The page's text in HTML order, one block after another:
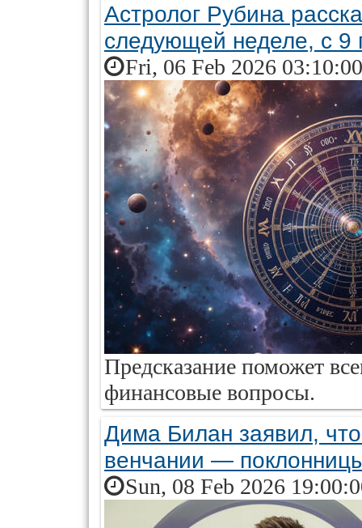
Астролог Рубина
следующей неделе, с 9
Fri, 06 Feb 2026
Предсказание поможет
финансовые вопросы.
Дима Билан заявил,
венчании —
Sun, 08 Feb 2026